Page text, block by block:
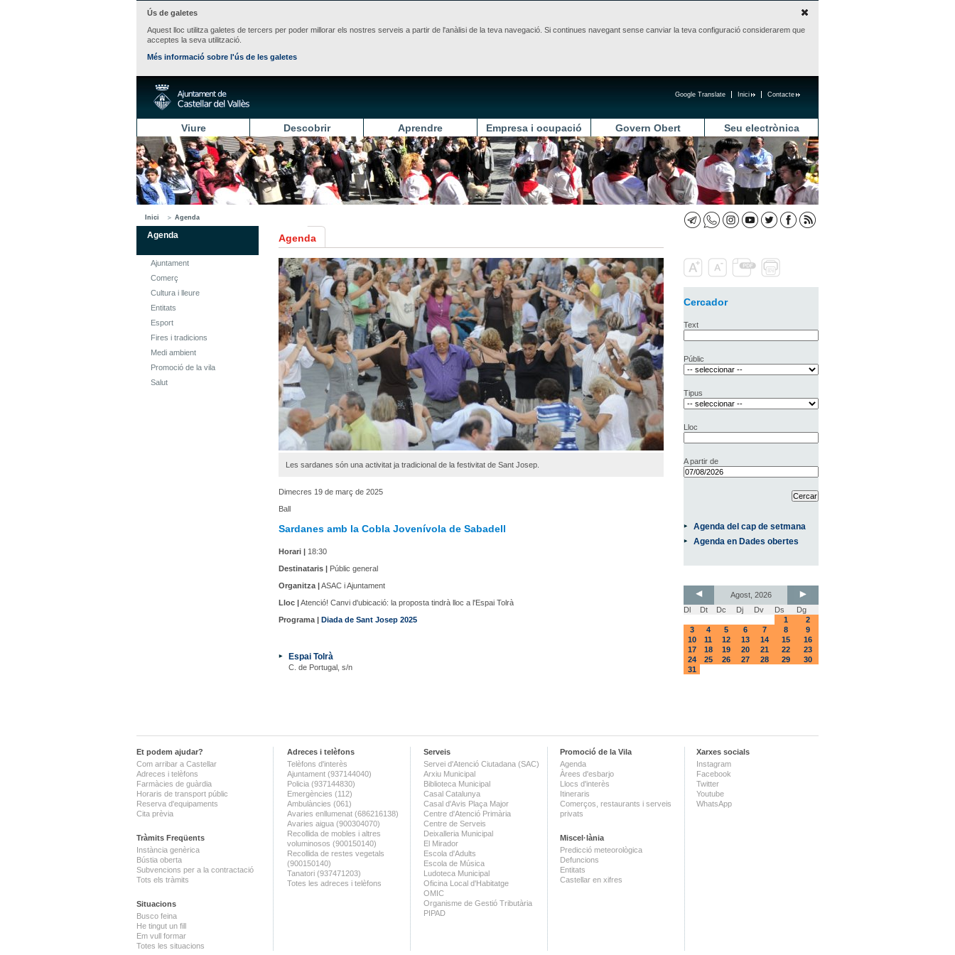
Ús de galetes
Aquest lloc utilitza galetes de tercers per poder millorar els nostres serveis a partir de l'anàlisi de la teva navegació. Si continues navegant sense canviar la teva configuració considerarem que
acceptes la seva utilització.
Més informació sobre l'ús de les galetes
Contacte
Inici
Google Translate
Viure Descobrir Aprendre Empresa i ocupació Govern Obert Seu electrònica
Inici Agenda
Agenda
Ajuntament
Comerç
Cultura i lleure
Entitats
Esport
Fires i tradicions
Medi ambient
Promoció de la vila
Salut
Agenda
Les sardanes són una activitat ja tradicional de la festivitat de Sant Josep.
Dimecres 19 de març de 2025
Ball
Sardanes amb la Cobla Jovenívola de Sabadell
Horari | 18:30
Destinataris | Públic general
Organitza |ASAC i Ajuntament
Lloc |Atenció! Canvi d'ubicació: la proposta tindrà lloc a l'Espai Tolrà
Programa | Diada de Sant Josep 2025
Espai Tolrà
C. de Portugal, s/n
Cercador
Text
Públic
Tipus
Lloc
A partir de
Agenda del cap de setmana
Agenda en Dades obertes
Agost, 2026
Dl
Dt Dc Dj Dv Ds
Dg
1
2
3
4 5 6 7 8
9
10
11 12 13 14 15
16
17
18 19 20 21 22
23
24
25 26 27 28 29
30
31
Et podem ajudar?
Com arribar a Castellar
Adreces i telèfons
Farmàcies de guàrdia
Horaris de transport públic
Reserva d'equipaments
Cita prèvia
Tràmits Freqüents
Instància genèrica
Bústia oberta
Subvencions per a la contractació
Tots els tràmits
Situacions
Busco feina
He tingut un fill
Em vull formar
Totes les situacions
Adreces i telèfons
Telèfons d'interès
Ajuntament (937144040)
Policia (937144830)
Emergències (112)
Ambulàncies (061)
Avaries enllumenat (686216138)
Avaries aigua (900304070)
Recollida de mobles i altres
voluminosos (900150140)
Recollida de restes vegetals
(900150140)
Tanatori (937471203)
Totes les adreces i telèfons
Serveis
Servei d'Atenció Ciutadana (SAC)
Arxiu Municipal
Biblioteca Municipal
Casal Catalunya
Casal d'Avis Plaça Major
Centre d'Atenció Primària
Centre de Serveis
Deixalleria Municipal
El Mirador
Escola d'Adults
Escola de Música
Ludoteca Municipal
Oficina Local d'Habitatge
OMIC
Organisme de Gestió Tributària
PIPAD
Promoció de la Vila
Agenda
Àrees d'esbarjo
Llocs d'interès
Itineraris
Comerços, restaurants i serveis
privats
Miscel·lània
Predicció meteorològica
Defuncions
Entitats
Castellar en xifres
Xarxes socials
Instagram
Facebook
Twitter
Youtube
WhatsApp